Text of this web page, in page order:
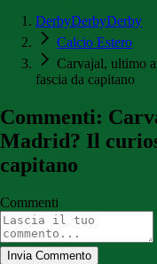
DerbyDerbyDerby
Calcio Estero
Carvajal, ultimo
fascia da capitano
Commenti:
Madrid? Il
capitano
Commenti
Invia Commento